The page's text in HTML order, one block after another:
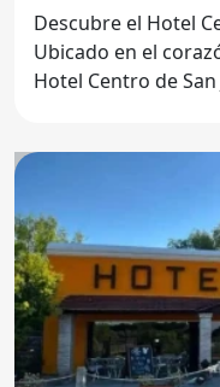
Descubre el Hotel
Ubicado en el
Hotel Centro de